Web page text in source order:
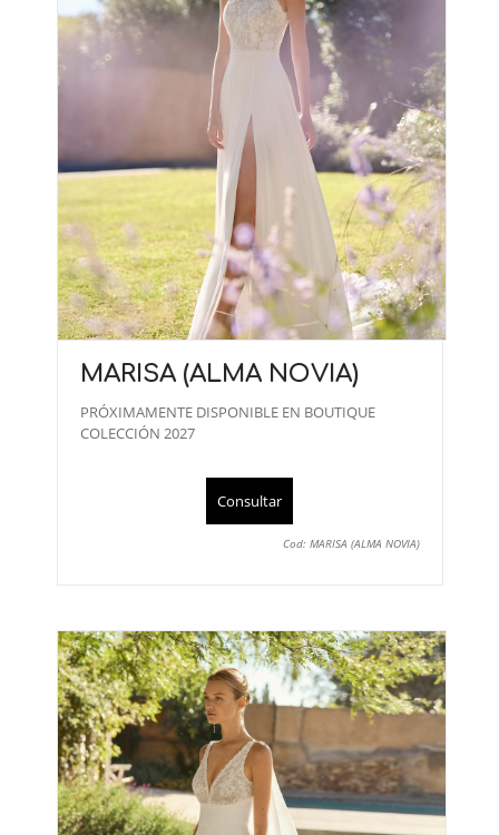
MARISA (ALMA NOVIA)
PRÓXIMAMENTE DISPONIBLE EN BOUTIQUE
COLECCIÓN 2027
Consultar
Cod: MARISA (ALMA NOVIA)